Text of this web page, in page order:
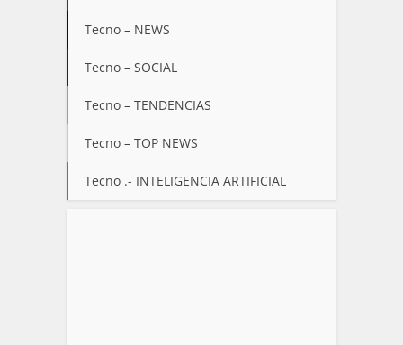
Tecno – NEWS
Tecno – SOCIAL
Tecno – TENDENCIAS
Tecno – TOP NEWS
Tecno .- INTELIGENCIA ARTIFICIAL